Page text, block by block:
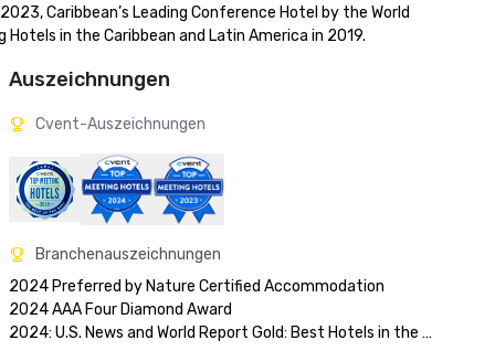
Caribbean’s Leading Conference Hotel by the World
in the Caribbean and Latin America in 2019.
Auszeichnungen
Cvent-Auszeichnungen
Branchenauszeichnungen
2024 Preferred by Nature Certified Accommodation
2024 AAA Four Diamond Award
2024: U.S. News and World Report Gold: Best Hotels in the